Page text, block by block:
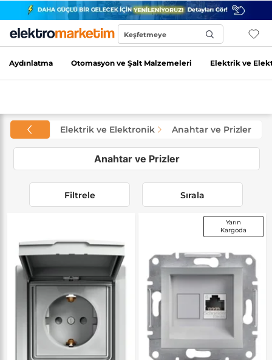
Keşfetmeye
Aydınlatma Otomasyon ve Şalt Malzemeleri Elektrik ve
Elektrik ve Elektronik Anahtar ve Prizler
Anahtar ve Prizler
Filtrele Sırala
Yarın
Kargoda